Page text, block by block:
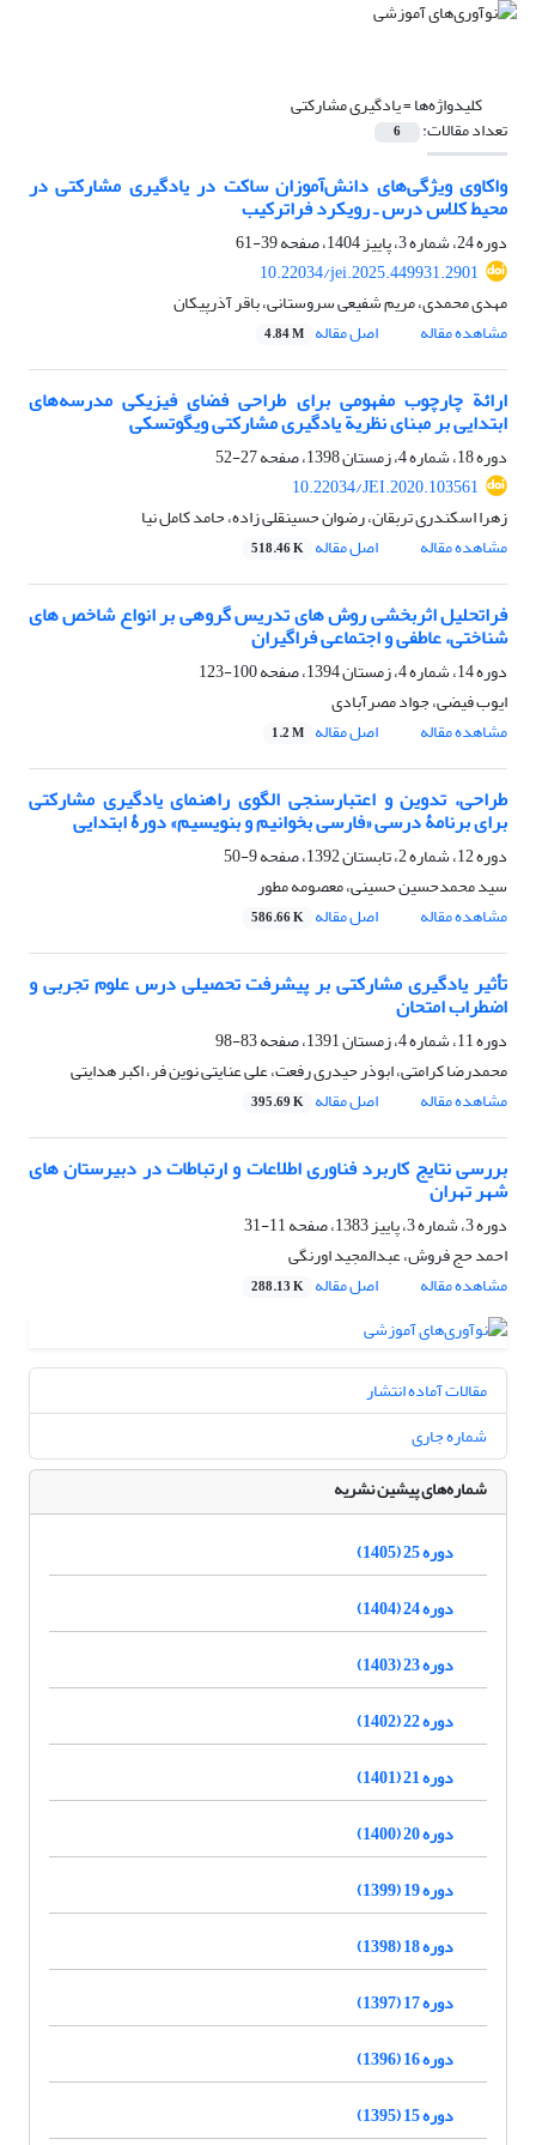
کلیدواژه‌ها =یادگیری مشارکتی
تعداد مقالات: 6
واکاوی ویژگی‌های دانش‌آموزان ساکت در یادگیری مشارکتی در
محیط کلاس درس ـ رویکرد فراترکیب
دوره 24، شماره 3، پاییز 1404، صفحه
39-61
10.22034/jei.2025.449931.2901
مهدی محمدی، مریم شفیعی سروستانی، باقر آذرپیکان
مشاهده مقاله
اصل مقاله 4.84 M
ارائة چارچوب مفهومی برای طراحی فضای فیزیکی مدرسه‌های
ابتدایی بر مبنای نظریة یادگیری مشارکتی ویگوتسکی
دوره 18، شماره 4، زمستان 1398، صفحه
27-52
10.22034/JEI.2020.103561
زهرا اسکندری تربقان، رضوان حسینقلی زاده، حامد کامل نیا
مشاهده مقاله
اصل مقاله 518.46 K
فراتحلیل اثربخشی روش های تدریس گروهی بر انواع شاخص های
شناختی، عاطفی و اجتماعی فراگیران
دوره 14، شماره 4، زمستان 1394، صفحه
100-123
ایوب فیضی، جواد مصرآبادی
مشاهده مقاله
اصل مقاله 1.2 M
طراحی، تدوین و اعتبارسنجی الگوی راهنمای یادگیری مشارکتی
برای برنامۀ درسی «فارسی بخوانیم و بنویسیم» دورۀ ابتدایی
دوره 12، شماره 2، تابستان 1392، صفحه
9-50
سید محمدحسین حسینی، معصومه مطور
مشاهده مقاله
اصل مقاله 586.66 K
تأثیر یادگیری مشارکتی بر پیشرفت تحصیلی درس علوم تجربی و
اضطراب امتحان
دوره 11، شماره 4، زمستان 1391، صفحه
83-98
محمدرضا کرامتی، ابوذر حیدری رفعت، علی عنایتی نوین فر، اکبر هدایتی
مشاهده مقاله
اصل مقاله 395.69 K
بررسی نتایج کاربرد فناوری اطلاعات و ارتباطات در دبیرستان های
شهر تهران
دوره 3، شماره 3، پاییز 1383، صفحه
11-31
احمد حج فروش، عبدالمجید اورنگی
مشاهده مقاله
اصل مقاله 288.13 K
مقالات آماده انتشار
شماره جاری
شماره‌های پیشین نشریه
دوره 25 (1405)
دوره 24 (1404)
دوره 23 (1403)
دوره 22 (1402)
دوره 21 (1401)
دوره 20 (1400)
دوره 19 (1399)
دوره 18 (1398)
دوره 17 (1397)
دوره 16 (1396)
دوره 15 (1395)